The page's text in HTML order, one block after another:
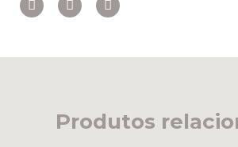
Produtos